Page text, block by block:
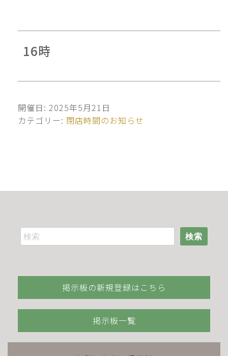
16時
開催日: 2025年5月21日
カテゴリー: 閉店時間のお知らせ
検索
掲示板の新規登録はこちら
掲示板一覧